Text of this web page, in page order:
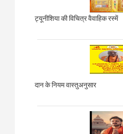
ट्यूनीशिया की विचित्र वैवाहिक रस्में
दान के नियम वास्तुअनुसार